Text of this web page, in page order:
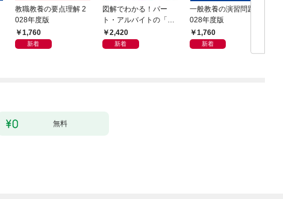
教職教養の要点理解 2
028年度版
1,760
新着
図解でわかる！パー
ト・アルバイトの「年
収の壁」実務マニュア
ル
2,420
新着
一般教養の演習問題 2
028年度版
1,760
新着
無料